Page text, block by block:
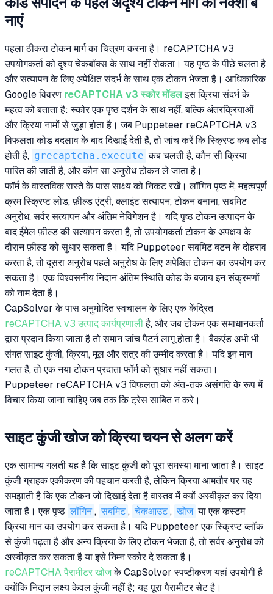
नाएं
पहला ठीकरा टोकन मार्ग का चित्रण करना है। reCAPTCHA v3
उपयोगकर्ता को दृश्य चेकबॉक्स के साथ नहीं रोकता। यह पृष्ठ के पीछे चलता है
और सत्यापन के लिए अपेक्षित संदर्भ के साथ एक टोकन भेजता है। आधिकारिक
Google विवरण reCAPTCHA v3 स्कोर मॉडलइस क्रिया संदर्भ के
महत्व को बताता है: स्कोर एक पृष्ठ दर्शन के साथ नहीं, बल्कि अंतरक्रियाओं
और क्रिया नामों से जुड़ा होता है। जब Puppeteer reCAPTCHA v3
विफलता कोड बदलाव के बाद दिखाई देती है, तो जांच करें कि स्क्रिप्ट कब लोड
होती है, grecaptcha.execute कब चलती है, कौन सी क्रिया
पारित की जाती है, और कौन सा अनुरोध टोकन ले जाता है।
फॉर्म के वास्तविक रास्ते के पास साक्ष्य को निकट रखें। लॉगिन पृष्ठ में, महत्वपूर्ण
क्रम स्क्रिप्ट लोड, फ़ील्ड एंट्री, क्लाइंट सत्यापन, टोकन बनाना, सबमिट
अनुरोध, सर्वर सत्यापन और अंतिम नेविगेशन है। यदि पृष्ठ टोकन उत्पादन के
बाद ईमेल फ़ील्ड की सत्यापन करता है, तो उपयोगकर्ता टोकन के अपक्षय के
दौरान फ़ील्ड को सुधार सकता है। यदि Puppeteer सबमिट बटन के दोहराव
करता है, तो दूसरा अनुरोध पहले अनुरोध के लिए अपेक्षित टोकन का उपयोग कर
सकता है। एक विश्वसनीय निदान अंतिम स्थिति कोड के बजाय इन संक्रमणों
को नाम देता है।
CapSolver के पास अनुमोदित स्वचालन के लिए एक केंद्रित
reCAPTCHA v3 उत्पाद कार्यप्रणालीहै, और जब टोकन एक समाधानकर्ता
द्वारा प्रदान किया जाता है तो समान जांच पैटर्न लागू होता है। बैकएंड अभी भी
संगत साइट कुंजी, क्रिया, मूल और सत्र की उम्मीद करता है। यदि इन मान
गलत हैं, तो एक नया टोकन प्रदाता फॉर्म को सुधार नहीं सकता।
Puppeteer reCAPTCHA v3 विफलता को अंत-तक असंगति के रूप में
विचार किया जाना चाहिए जब तक कि ट्रेस साबित न करे।
साइट कुंजी खोज को क्रिया चयन से अलग करें
एक सामान्य गलती यह है कि साइट कुंजी को पूरा समस्या माना जाता है। साइट
कुंजी ग्राहक एकीकरण की पहचान करती है, लेकिन क्रिया आमतौर पर यह
समझाती है कि एक टोकन जो दिखाई देता है वास्तव में क्यों अस्वीकृत कर दिया
जाता है। एक पृष्ठ लॉगिन , सबमिट , चेकआउट , खोज या एक कस्टम
क्रिया मान का उपयोग कर सकता है। यदि Puppeteer एक स्क्रिप्ट ब्लॉक
से कुंजी पढ़ता है और अन्य क्रिया के लिए टोकन भेजता है, तो सर्वर अनुरोध को
अस्वीकृत कर सकता है या इसे निम्न स्कोर दे सकता है।
reCAPTCHA पैरामीटर खोजके CapSolver स्पष्टीकरण यहां उपयोगी है
क्योंकि निदान लक्ष्य केवल कुंजी नहीं है; यह पूरा पैरामीटर सेट है।